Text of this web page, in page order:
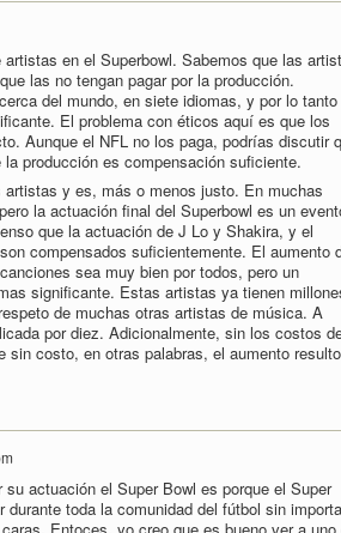
en el Superbowl. Sabemos que las
las no tengan pagar por la producción.
del mundo, en siete idiomas, y por lo tanto
El problema con éticos aquí es que los
Aunque el NFL no los paga, podrías discutir
producción es compensación suficiente.
y es, más o menos justo. En muchas
la actuación final del Superbowl es un
que la actuación de J Lo y Shakira, y el
compensados suficientemente. El aumento
sea muy bien por todos, pero un
significante. Estas artistas ya tienen
de muchas otras artistas de música. A
por diez. Adicionalmente, sin los costos
sin costo, en otras palabras, el aumento resulto
actuación el Super Bowl es porque el Super
toda la comunidad del fútbol sin